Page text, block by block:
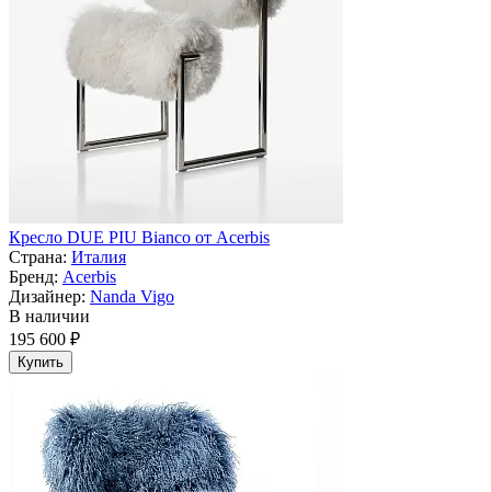
Кресло DUE PIU Bianco от Acerbis
Страна: Италия
Бренд: Acerbis
Дизайнер: Nanda Vigo
В наличии
195 600 ₽
Купить